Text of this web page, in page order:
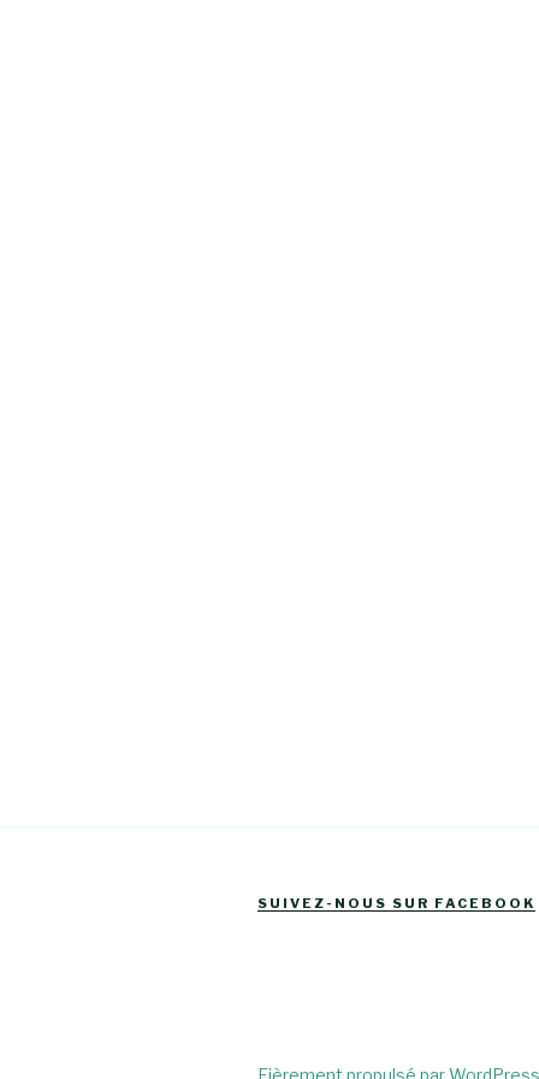
SUIVEZ-NOUS SUR FACEBOOK
Fièrement propulsé par WordPress